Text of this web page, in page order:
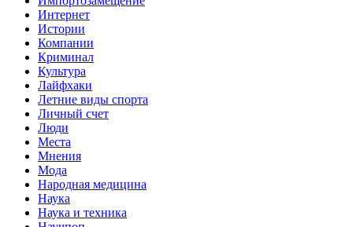
Интернет
Истории
Компании
Криминал
Культура
Лайфхаки
Летние виды спорта
Личный счет
Люди
Места
Мнения
Мода
Народная медицина
Наука
Наука и техника